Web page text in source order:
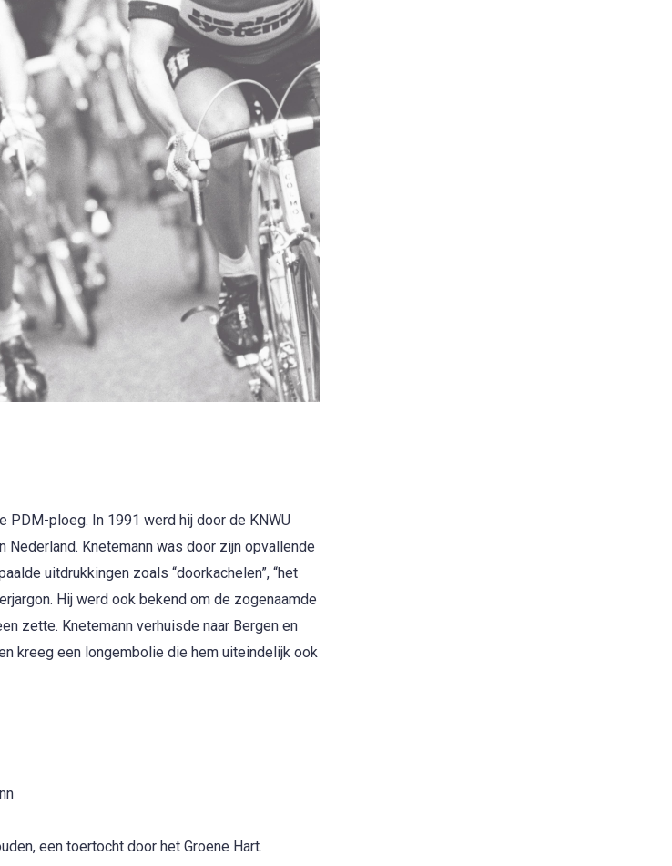
PDM-ploeg. In 1991 werd hij door de KNWU
Knetemann was door zijn opvallende
uitdrukkingen zoals “doorkachelen”, “het
Hij werd ook bekend om de zogenaamde
zette. Knetemann verhuisde naar Bergen en
kreeg een longembolie die hem uiteindelijk ook
een toertocht door het Groene Hart.